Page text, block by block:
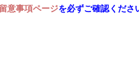
意事項ページを必ずご確認くださ